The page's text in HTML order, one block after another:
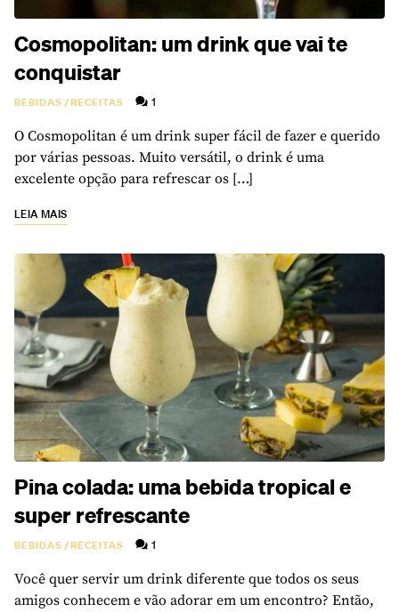
Cosmopolitan: um drink que vai te
conquistar
BEBIDAS/RECEITAS 1
O Cosmopolitan é um drink super fácil de fazer e querido
por várias pessoas. Muito versátil, o drink é uma
excelente opção para refrescar os […]
LEIA MAIS
Pina colada: uma bebida tropical e
super refrescante
BEBIDAS/RECEITAS 1
Você quer servir um drink diferente que todos os seus
amigos conhecem e vão adorar em um encontro? Então,